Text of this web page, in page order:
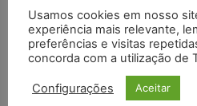
NOTÍCIAS 06/08/2026
STF inicia julgamento sobre
proibição dos jogos de azar no
NOTÍCIAS 06/08/2026
Usamos cookies em nosso
experiência mais relevante,
preferências e visitas
concorda com a utilização de
Configurações Aceitar